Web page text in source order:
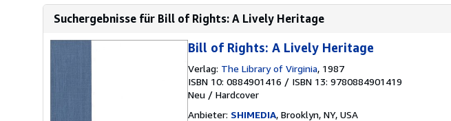
Suchergebnisse für Bill of Rights: A Lively Heritage
Bill of Rights: A Lively Heritage
Verlag: The Library of Virginia, 1987
ISBN 10: 0884901416 / ISBN 13: 9780884901419
Neu / Hardcover
Anbieter: SHIMEDIA, Brooklyn, NY, USA